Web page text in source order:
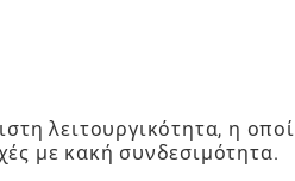
λειτουργικότητα, η
με κακή συνδεσιμότητα.